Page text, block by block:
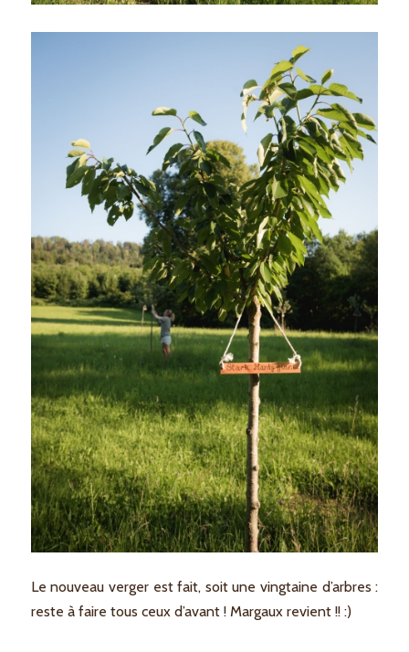
Le nouveau verger est fait, soit une vingtaine d’arbres :
reste à faire tous ceux d’avant ! Margaux revient !! :)